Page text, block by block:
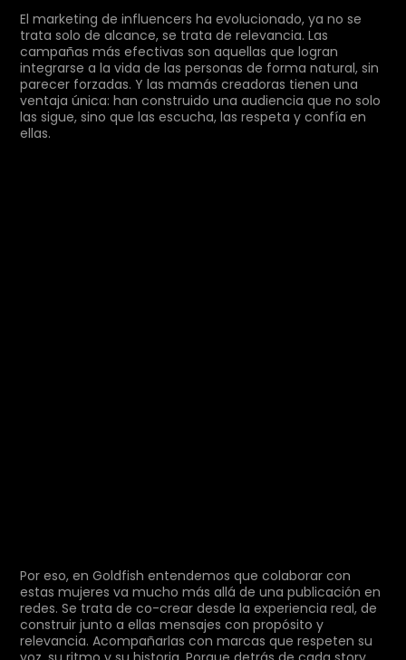
El marketing de influencers ha evolucionado, ya no se
trata solo de alcance, se trata de relevancia. Las
campañas más efectivas son aquellas que logran
integrarse a la vida de las personas de forma natural, sin
parecer forzadas. Y las mamás creadoras tienen una
ventaja única: han construido una audiencia que no solo
las sigue, sino que las escucha, las respeta y confía en
ellas.
Por eso, en Goldfish entendemos que colaborar con
estas mujeres va mucho más allá de una publicación en
redes. Se trata de co-crear desde la experiencia real, de
construir junto a ellas mensajes con propósito y
relevancia. Acompañarlas con marcas que respeten su